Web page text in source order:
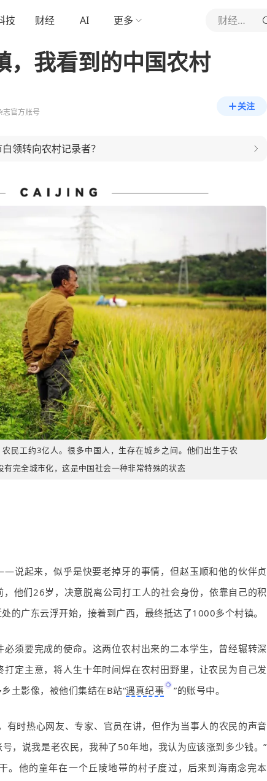
技 财经 AI 更多 财经杂志
，我看到的中国农村
志官方账号
关注
领转向农村记录者？
民工约3亿人。很多中国人，生存在城乡之间。他们出生于农
完全城市化，这是中国社会一种非常特殊的状态
说起来，似乎是快要老掉牙的事情，但赵玉顺和他的伙伴贞
，他们26岁，决意脱离公司打工人的社会身份，依靠自己的积
的广东云浮开始，接着到广西，最终抵达了1000多个村镇。
须要完成的使命。 这两位农村出来的二本学生，曾经辗转深
定主意，将人生十年时间焊在农村田野里，让农民为自己发
土影像，被他们集结在B站“遇真纪事 ”的账号中。
有时热心网友、专家、官员在讲，但作为当事人的农民的声音
，说我是老农民，我种了 50年地，我认为应该涨到多少钱。”
。他的童年在一个丘陵地带的村子度过，后来到海南念完本